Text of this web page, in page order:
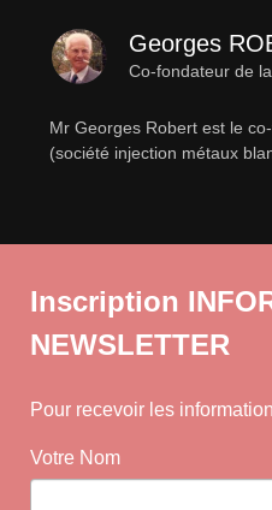
Georges
Co-fondateur de
Mr Georges Robert est le
(société injection métaux
Inscription
NEWSLETTER
Pour recevoir les
Votre Nom